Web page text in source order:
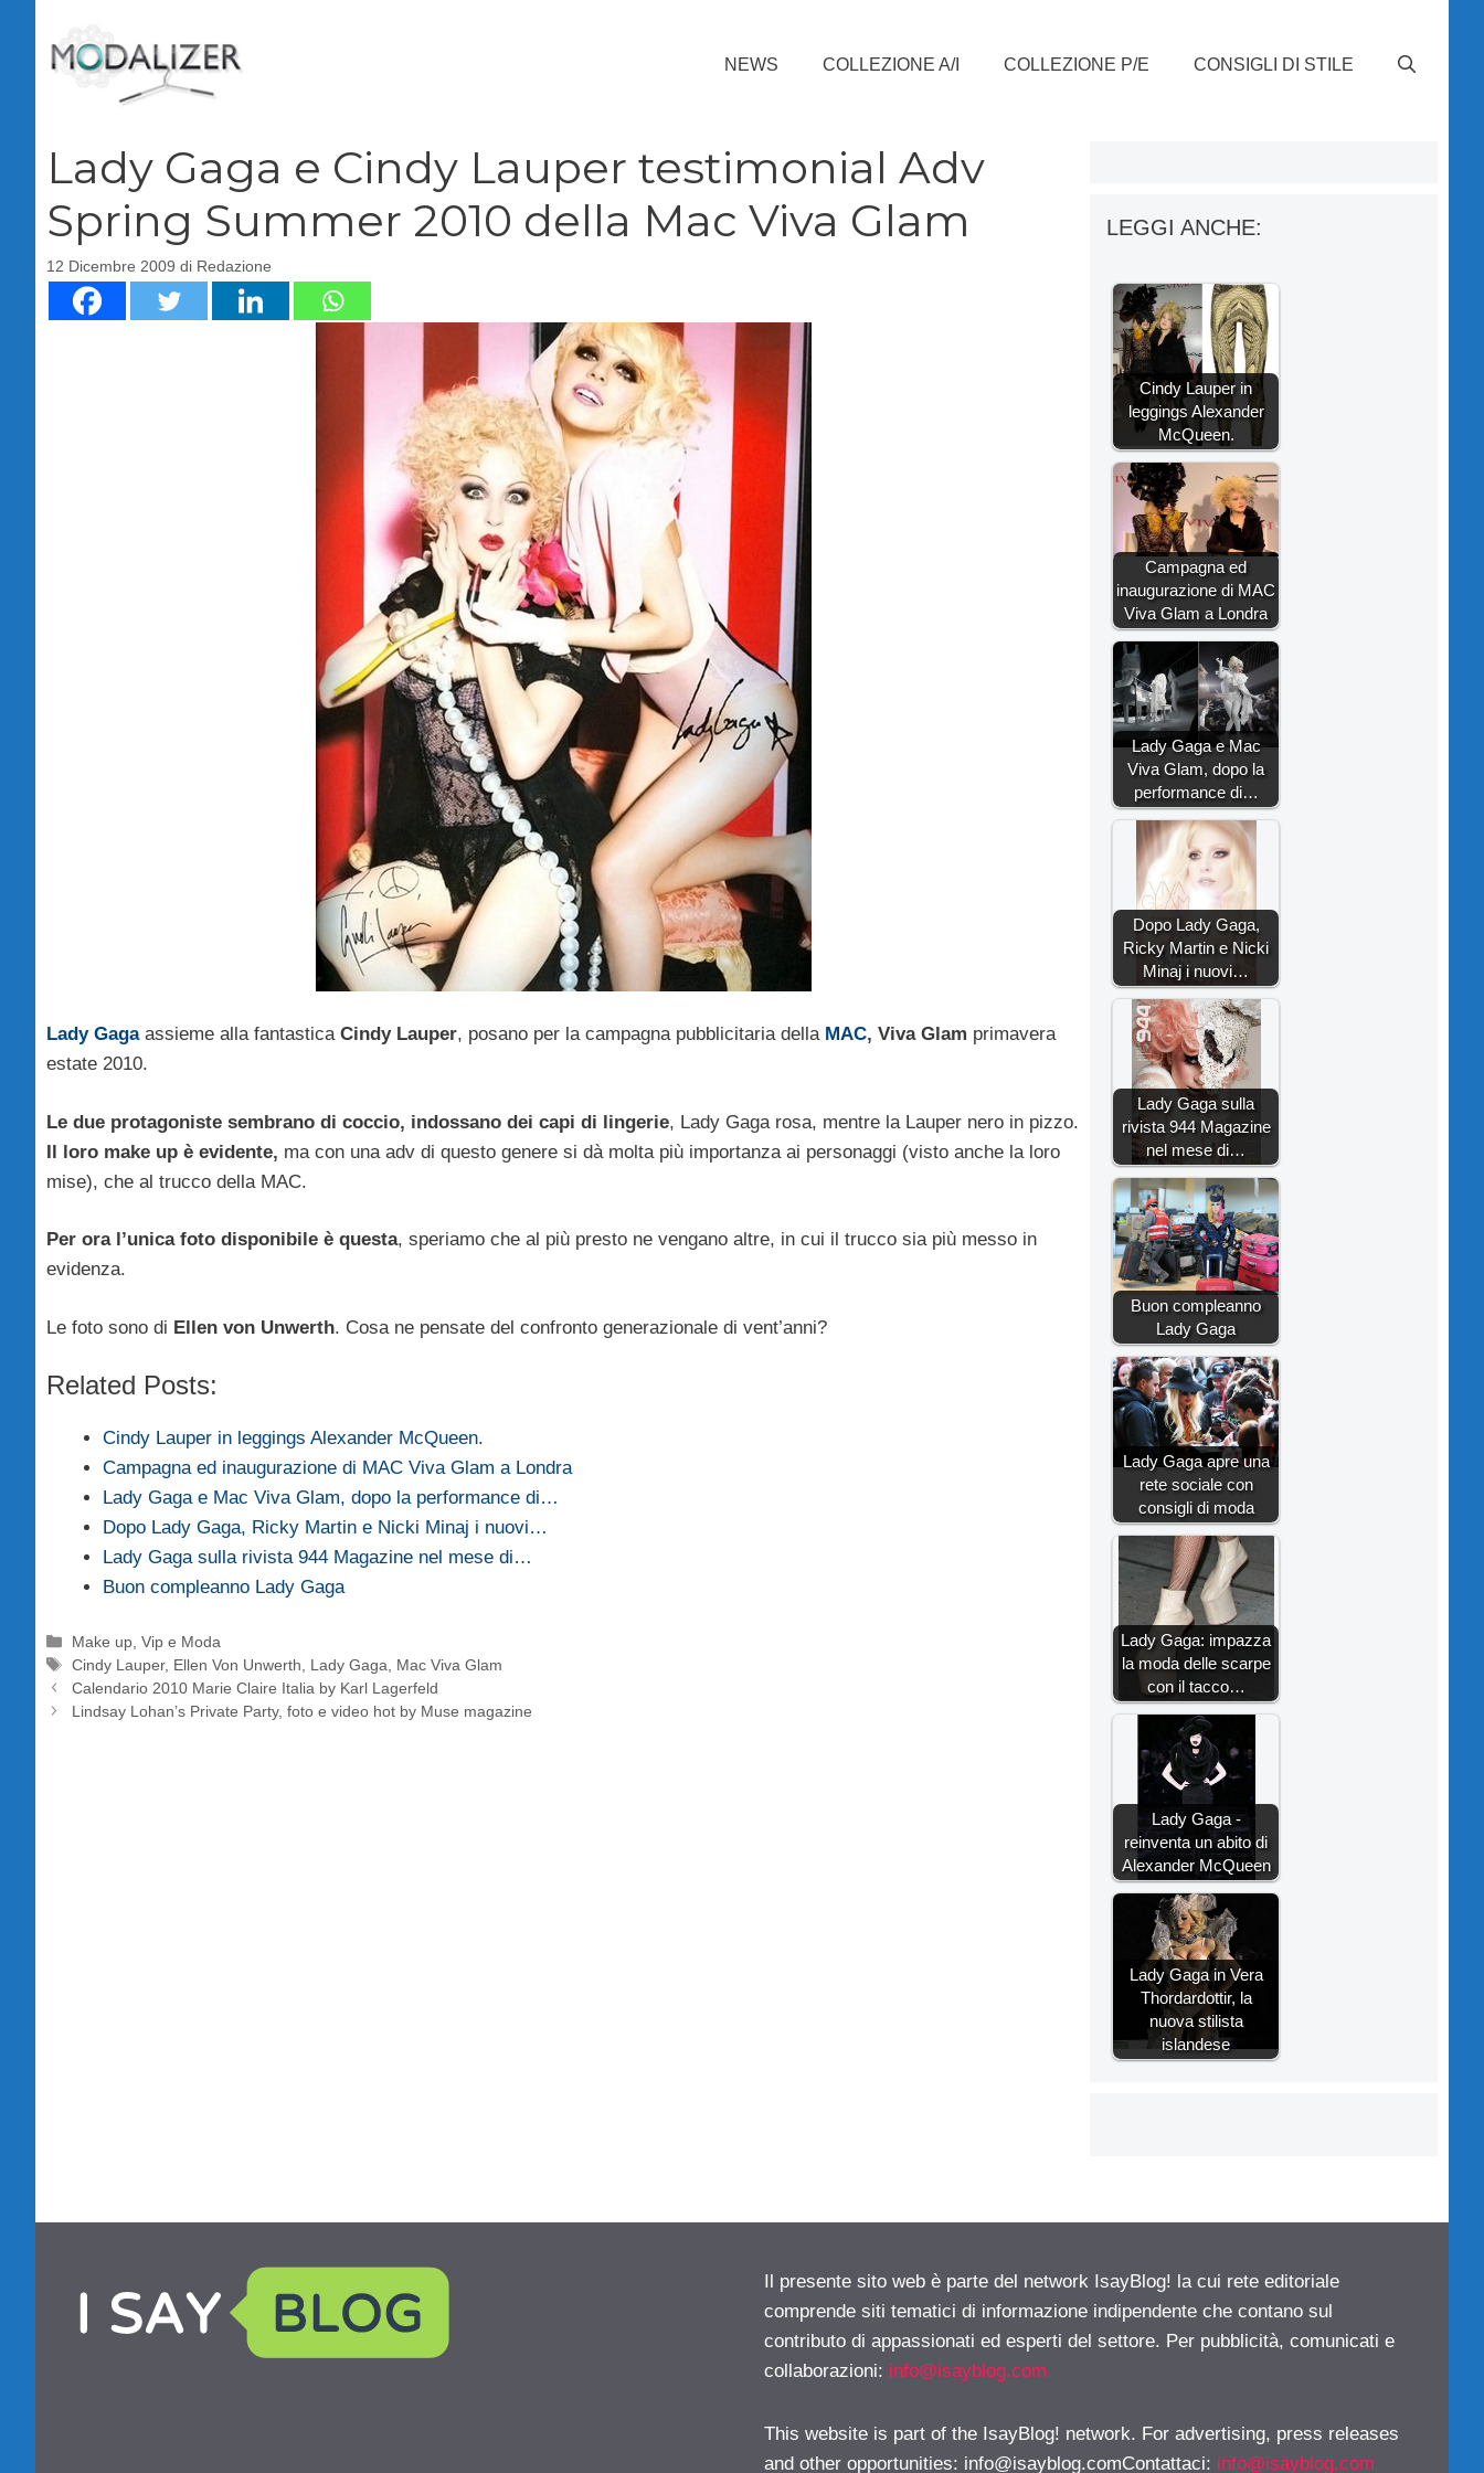
contenuto
NEWS COLLEZIONE A/I COLLEZIONE P/E CONSIGLI DI STILE
Lady Gaga e Cindy Lauper testimonial Adv
Spring Summer 2010 della Mac Viva Glam
12 Dicembre 2009 di Redazione
Lady Gagaassieme alla fantastica Cindy Lauper, posano per la campagna pubblicitaria della MAC, Viva Glam primavera
estate 2010.
Le due protagoniste sembrano di coccio, indossano dei capi di lingerie, Lady Gaga rosa, mentre la Lauper nero in pizzo.
Il loro make up è evidente, ma con una adv di questo genere si dà molta più importanza ai personaggi (visto anche la loro
mise), che al trucco della MAC.
Per ora l’unica foto disponibile è questa, speriamo che al più presto ne vengano altre, in cui il trucco sia più messo in
evidenza.
Le foto sono di Ellen von Unwerth. Cosa ne pensate del confronto generazionale di vent’anni?
Related Posts:
Cindy Lauper in leggings Alexander McQueen.
Campagna ed inaugurazione di MAC Viva Glam a Londra
Lady Gaga e Mac Viva Glam, dopo la performance di…
Dopo Lady Gaga, Ricky Martin e Nicki Minaj i nuovi…
Lady Gaga sulla rivista 944 Magazine nel mese di…
Buon compleanno Lady Gaga
Categorie
Make up ,Vip e Moda
Tag
Cindy Lauper, Ellen Von Unwerth Lady Gaga
Mac Viva Glam
Calendario 2010 Marie Claire Italia by Karl Lagerfeld
Lindsay Lohan’s Private Party, foto e video hot by Muse magazine
LEGGI ANCHE:
Cindy Lauper in
leggings Alexander
McQueen.
Campagna ed
inaugurazione di MAC
Viva Glam a Londra
Lady Gaga e Mac
Viva Glam, dopo la
performance di…
Dopo Lady Gaga,
Ricky Martin e Nicki
Minaj i nuovi…
Lady Gaga sulla
rivista 944 Magazine
nel mese di…
Buon compleanno
Lady Gaga
Lady Gaga apre una
rete sociale con
consigli di moda
Lady Gaga: impazza
la moda delle scarpe
con il tacco…
Lady Gaga -
reinventa un abito di
Alexander McQueen
Lady Gaga in Vera
Thordardottir, la
nuova stilista
islandese
Il presente sito web è parte del network IsayBlog! la cui rete editoriale
comprende siti tematici di informazione indipendente che contano sul
contributo di appassionati ed esperti del settore. Per pubblicità, comunicati e
collaborazioni: info@isayblog.com
This website is part of the IsayBlog! network. For advertising, press releases
and other opportunities: info@isayblog.comContattaci: info@isayblog.com